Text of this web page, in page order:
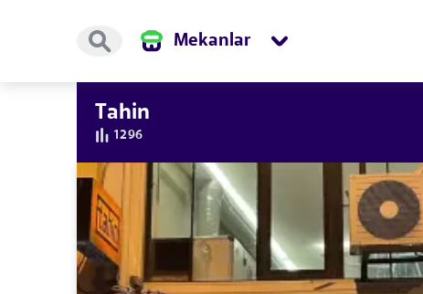
Mekanlar
Tahin
1296